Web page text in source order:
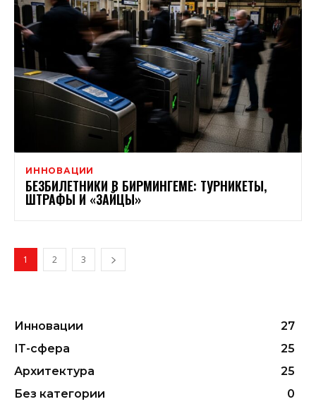
ИННОВАЦИИ
БЕЗБИЛЕТНИКИ В БИРМИНГЕМЕ: ТУРНИКЕТЫ,
ШТРАФЫ И «ЗАЙЦЫ»
1 2 3
Инновации
27
ІТ-сфера
25
Архитектура
25
Без категории
0